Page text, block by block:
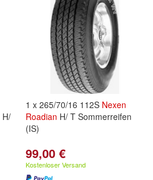
H/
1 x 265/70/16 112S Nexen
Roadian H/ T Sommerreifen
(IS)
99,00 €
Kostenloser Versand